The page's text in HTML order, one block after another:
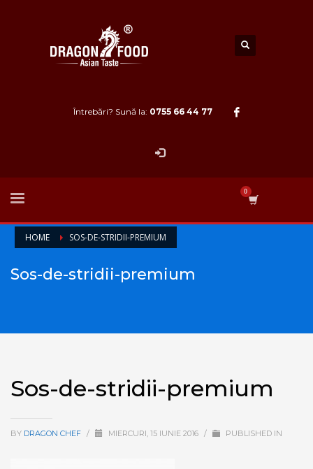
Întrebări? Sună la: 0755 66 44 77
HOME SOS-DE-STRIDII-PREMIUM
Sos-de-stridii-premium
Sos-de-stridii-premium
BY DRAGON CHEF / MIERCURI, 15 IUNIE 2016 / PUBLISHED IN